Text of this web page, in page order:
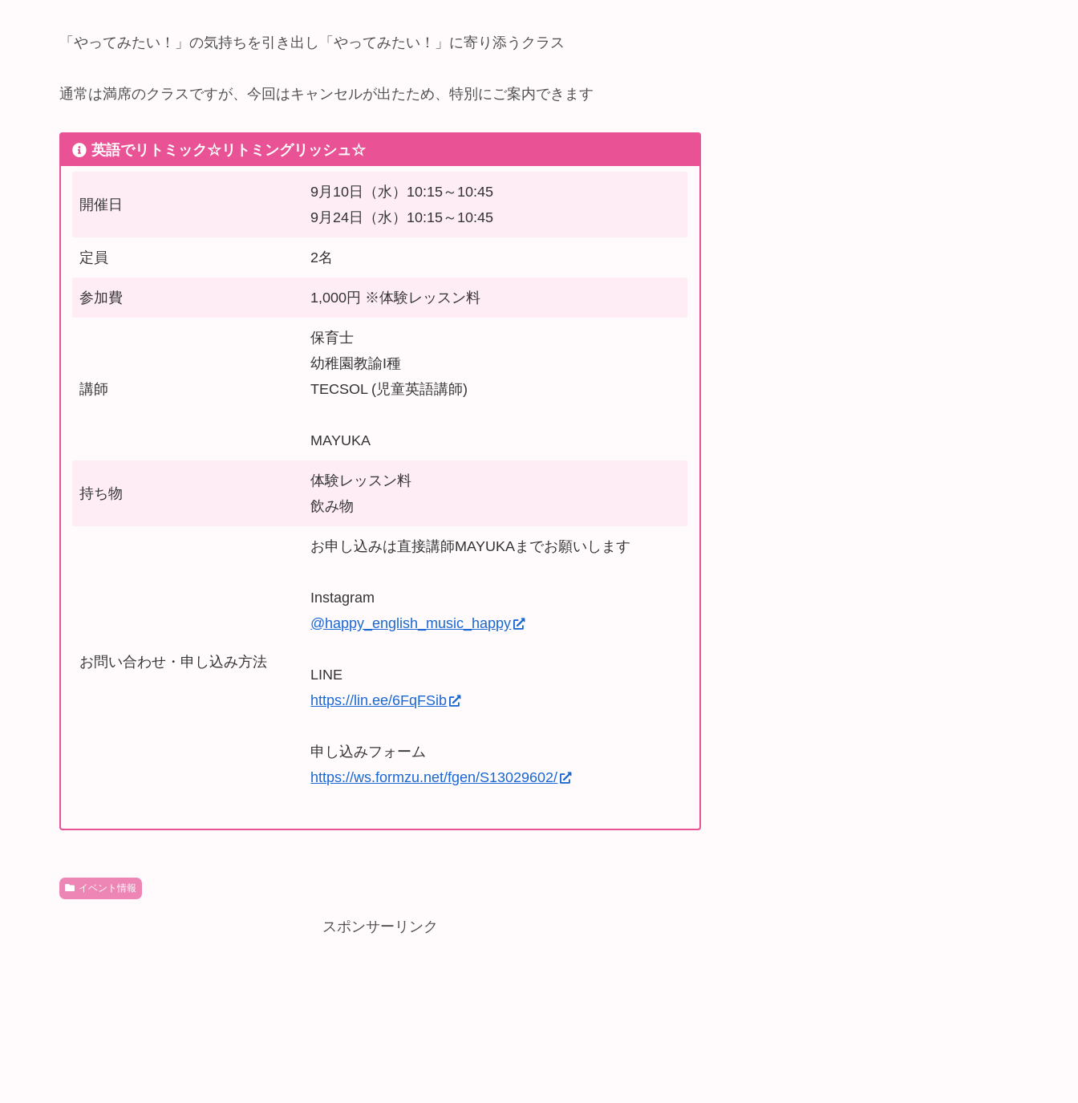
「やってみたい！」の気持ちを引き出し「やってみたい！」に寄り添うクラス
通常は満席のクラスですが、今回はキャンセルが出たため、特別にご案内できます
英語でリトミック☆リトミングリッシュ☆
開催日
9月10日（水）10:15～10:45
9月24日（水）10:15～10:45
定員 2名
参加費 1,000円 ※体験レッスン料
講師
保育士
幼稚園教諭I種
TECSOL (児童英語講師)
MAYUKA
持ち物
体験レッスン料
飲み物
お問い合わせ・申し込み方法
お申し込みは直接講師MAYUKAまでお願いします
Instagram
@happy_english_music_happy
LINE
https://lin.ee/6FqFSib
申し込みフォーム
https://ws.formzu.net/fgen/S13029602/
イベント情報
スポンサーリンク